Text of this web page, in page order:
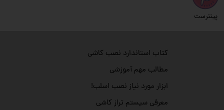
پینترست
کتاب استاندارد نصب کاشی
مطالب مهم آموزشی
ابزار مورد نیاز نصب اسلب!
معرفی سیستم تراز کاشی